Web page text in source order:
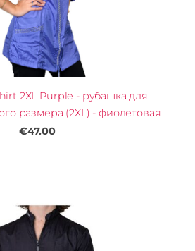
2XL Purple - рубашка для
размера (2XL) - фиолетовая
€47.00